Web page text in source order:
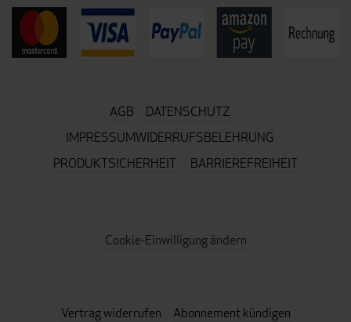
AGB
DATENSCHUTZ
IMPRESSUMWIDERRUFSBELEHRUNG
PRODUKTSICHERHEIT
BARRIEREFREIHEIT
Cookie-Einwilligung ändern
Vertrag widerrufen Abonnement kündigen